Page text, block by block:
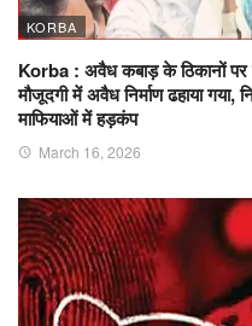
KORBA
Korba : अवैध कबाड़ के ठिकानों
मौजूदगी में अवैध निर्माण ढहाया गया,
माफियाओं में हड़कंप
March 16, 2026